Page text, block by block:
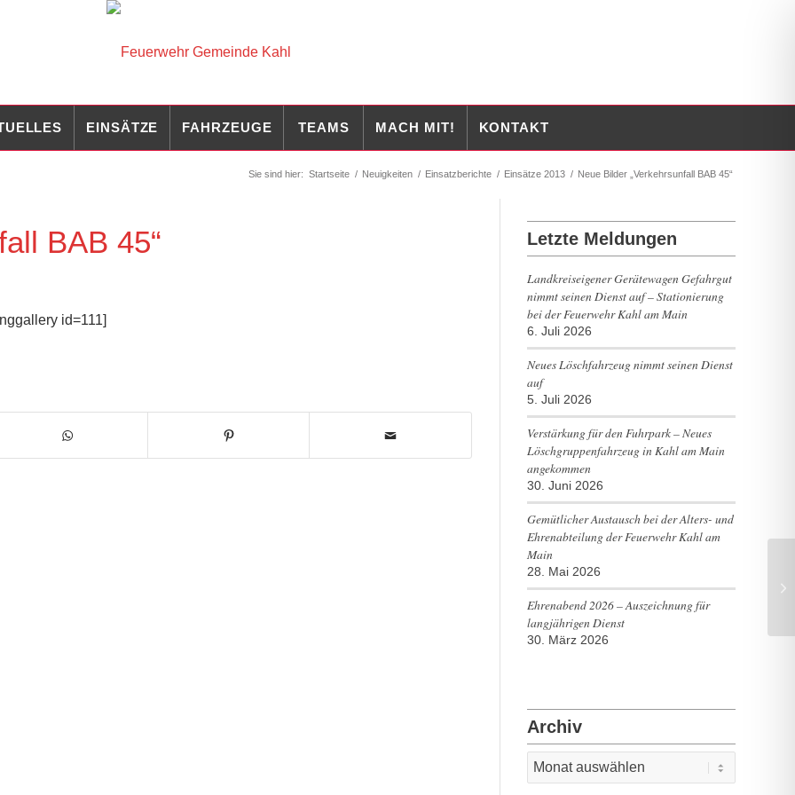
EINSÄTZE FAHRZEUGE TEAMS MACH MIT! KONTAKT
Sie sind hier: Startseite / Neuigkeiten / Einsatzberichte / Einsätze 2013 / Neue Bilder „Verkehrsunfall BAB 45“
BAB 45“
id=111]
Letzte Meldungen
Landkreiseigener Gerätewagen Gefahrgut
nimmt seinen Dienst auf – Stationierung
bei der Feuerwehr Kahl am Main
6. Juli 2026
Neues Löschfahrzeug nimmt seinen Dienst
auf
5. Juli 2026
Verstärkung für den Fuhrpark – Neues
Löschgruppenfahrzeug in Kahl am Main
angekommen
30. Juni 2026
Gemütlicher Austausch bei der Alters- und
Ehrenabteilung der Feuerwehr Kahl am
Main
28. Mai 2026
Ehrenabend 2026 – Auszeichnung für
langjährigen Dienst
30. März 2026
Archiv
–